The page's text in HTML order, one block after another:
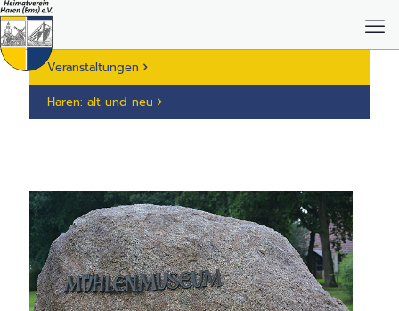
Veranstaltungen
Haren: alt und neu